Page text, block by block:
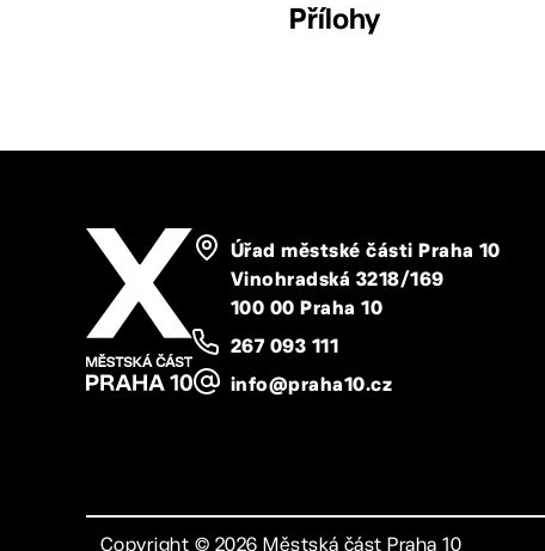
Přílohy
Úřad městské části Praha 10
Vinohradská 3218/169
100 00 Praha 10
267 093 111
info@praha10.cz
Copyright © 2026 Městská část Praha 10